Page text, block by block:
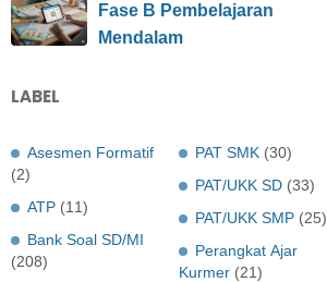
Fase B Pembelajaran
Mendalam
LABEL
Asesmen Formatif
(2)
ATP (11)
Bank Soal SD/MI
(208)
PAT SMK (30)
PAT/UKK SD (33)
PAT/UKK SMP (25)
Perangkat Ajar
Kurmer (21)